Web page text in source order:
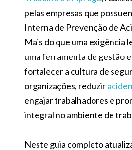
pelas empresas que
Interna de Prevenção de
Mais do que uma exigência
uma ferramenta de gestão
fortalecer a cultura de
organizações, reduzir
engajar trabalhadores e
integral no ambiente de
Neste guia completo